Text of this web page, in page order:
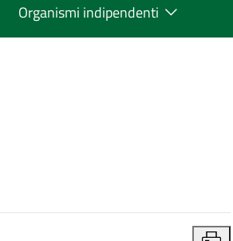
Organismi indipendenti